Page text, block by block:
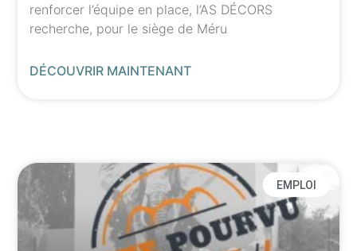
renforcer l’équipe en place, l’AS DÉCORS
recherche, pour le siège de Méru
DÉCOUVRIR MAINTENANT
EMPLOI